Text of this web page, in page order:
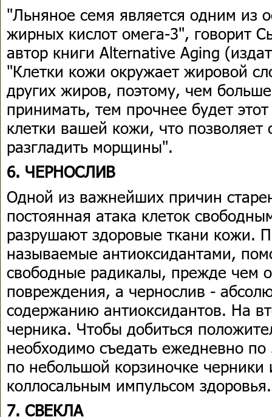
"Льняное семя является одним из
жирных кислот омега-3", говорит
автор книги Alternative Aging
"Клетки кожи окружает жировой
других жиров, поэтому, чем
принимать, тем прочнее будет
клетки вашей кожи, что позволяет
разгладить морщины".
6. ЧЕРНОСЛИВ
Одной из важнейших причин
постоянная атака клеток
разрушают здоровые ткани кожи.
называемые антиоксидантами,
свободные радикалы, прежде чем
повреждения, а чернослив -
содержанию антиоксидантов. На
черника. Чтобы добиться
необходимо съедать ежедневно
по небольшой корзиночке черники
коллосальным импульсом здоровья.
7. СВЕКЛА